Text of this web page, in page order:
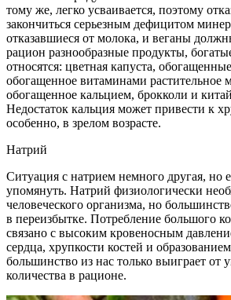
тому же, легко усваивается, поэтому
закончиться серьезным дефицитом
отказавшиеся от молока, и веганы
рацион разнообразные продукты,
относятся: цветная капуста,
обогащенное витаминами растительное
обогащенное кальцием, брокколи и
Недостаток кальция может привести к
особенно, в зрелом возрасте.
Натрий
Ситуация с натрием немного другая, но
упомянуть. Натрий физиологически
человеческого организма, но
в переизбытке. Потребление большого
связано с высоким кровеносным
сердца, хрупкости костей и
большинство из нас только выиграет от
количества в рационе.